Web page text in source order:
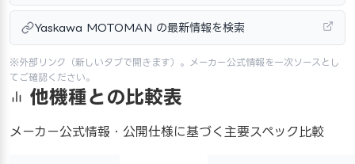
Yaskawa MOTOMAN の最新情報を検索
※外部リンク（新しいタブで開きます）。メーカー公式情報を一次ソースとし
てご確認ください。
他機種との比較表
メーカー公式情報・公開仕様に基づく主要スペック比較